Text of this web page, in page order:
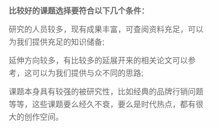
比较好的课题选择要符合以下几个条件：
研究的人员较多，现有成果丰富，可查阅资料充足，可以
为我们提供充足的知识储备;
延伸方向较多，有比较多的延展开来的相关论文可以参
考，这可以为我们提供与众不同的思路;
课题本身具有较强的被研究性，比如经典的品牌行销问题
等等，这些课题要么经久不衰，要么是时代热点，都有很
大的创作空间。